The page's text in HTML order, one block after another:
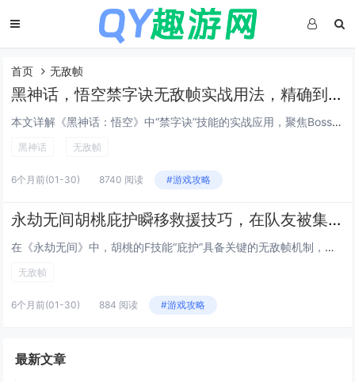
首页 无敌帧
黑神话，悟空禁字诀无敌帧实战用法，精确到帧的Boss战躲避与反击连招指南
本文详解《黑神话：悟空》中“禁字诀”技能的实战应用，聚焦Boss战中的无敌帧机制，通过逐帧分析，指出禁字诀在释放瞬间（第3–8帧）拥有完全无敌效果，可精准规避Boss关键大招（如金箍棒砸地、火眼金睛锁定技），配合翻滚节奏与蓄力时机，可实现“...
黑神话 无敌帧
6个月前(01-30) 8740 阅读 #游戏攻略
永劫无间胡桃庇护瞬移救援技巧，在队友被集火时使用F技能的无敌帧判定
在《永劫无间》中，胡桃的F技能“庇护”具备关键的无敌帧机制，是团队救援的核心技巧，当队友被敌方集火、濒临倒地时，玩家可精准预判时机，朝队友方向释放F技能——胡桃将瞬移至目标位置并展开护盾，期间短暂触发无敌帧，有效规避致命伤害，该操作不仅可打...
无敌帧
6个月前(01-30) 884 阅读 #游戏攻略
最新文章